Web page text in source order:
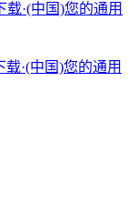
载·(中国)您的通用
载·(中国)您的通用